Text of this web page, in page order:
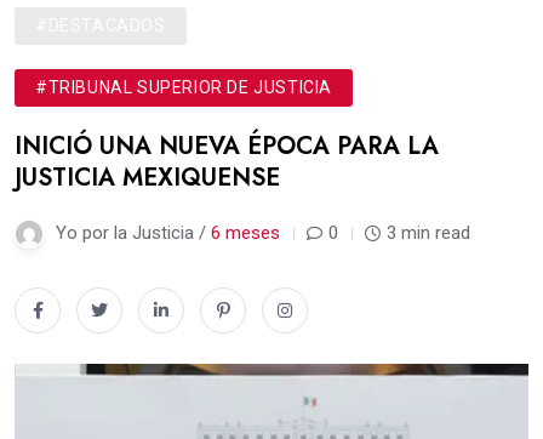
#TRIBUNAL SUPERIOR DE JUSTICIA
INICIÓ UNA NUEVA ÉPOCA PARA LA
JUSTICIA MEXIQUENSE
Yo por la Justicia / 6 meses 0 3 min read